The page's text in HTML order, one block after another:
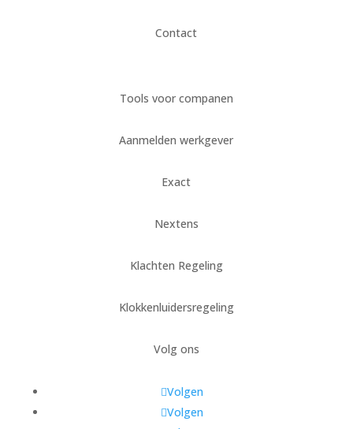
Contact
Tools voor companen
Aanmelden werkgever
Exact
Nextens
Klachten Regeling
Klokkenluidersregeling
Volg ons
Volgen
Volgen